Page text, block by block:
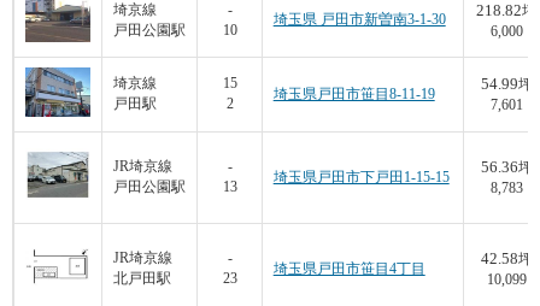
埼京線
戸田公園駅
-
10
埼玉県 戸田市新曽南3-1-30
218.82坪
6,000
埼京線
戸田駅
15
2
埼玉県戸田市笹目8-11-19
54.99坪
7,601
JR埼京線
戸田公園駅
-
13
埼玉県戸田市下戸田1-15-15
56.36坪
8,783
JR埼京線
北戸田駅
-
23
埼玉県戸田市笹目4丁目
42.58坪
10,099